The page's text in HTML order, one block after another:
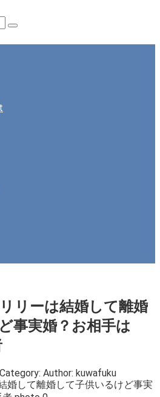
リーは結婚して離婚
事実婚？お相手は
Category: Author: kuwafuku